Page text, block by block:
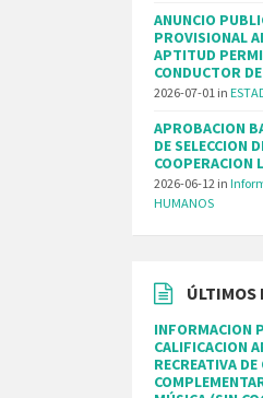
ANUNCIO
PROVISIONAL
APTITUD
CONDUCTOR
2026-07-01 in
APROBACION
DE SELECCION
COOPERACION
2026-06-12 in
HUMANOS
ÚLTIMOS
INFORMACION
CALIFICACION
RECREATIVA